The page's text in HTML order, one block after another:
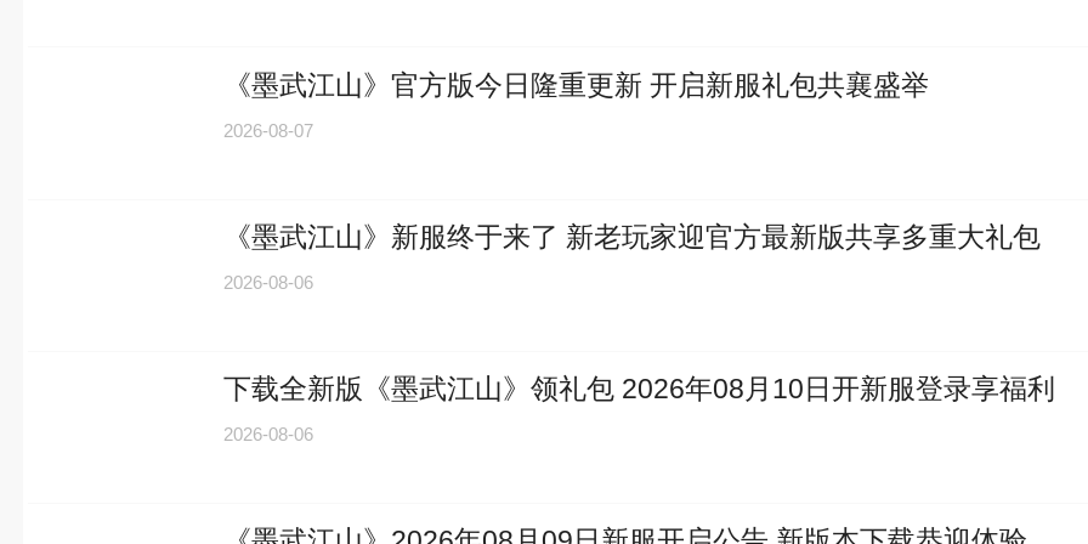
《墨武江山》官方版今日隆重更新 开启新服礼包共襄盛举
2026-08-07
《墨武江山》新服终于来了 新老玩家迎官方最新版共享多重大礼包
2026-08-06
下载全新版《墨武江山》领礼包 2026年08月10日开新服登录享福利
2026-08-06